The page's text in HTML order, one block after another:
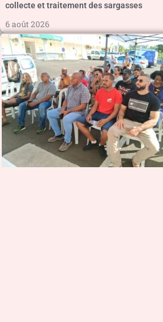
collecte et traitement des sargasses
6 août 2026